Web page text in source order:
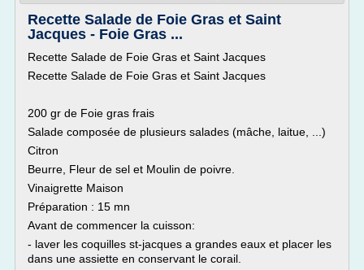
Recette Salade de Foie Gras et Saint
Jacques - Foie Gras ...
Recette Salade de Foie Gras et Saint Jacques
Recette Salade de Foie Gras et Saint Jacques
200 gr de Foie gras frais
Salade composée de plusieurs salades (mâche, laitue, ...)
Citron
Beurre, Fleur de sel et Moulin de poivre.
Vinaigrette Maison
Préparation : 15 mn
Avant de commencer la cuisson:
- laver les coquilles st-jacques a grandes eaux et placer les
dans une assiette en conservant le corail.